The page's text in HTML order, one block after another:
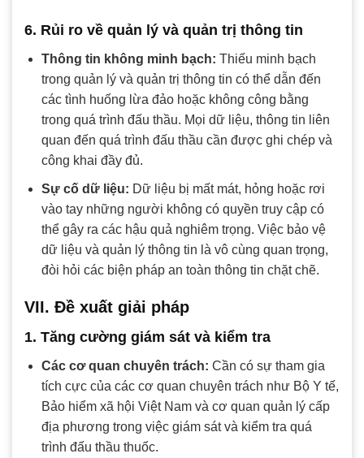
6. Rủi ro về quản lý và quản trị thông tin
Thông tin không minh bạch: Thiếu minh bạch
trong quản lý và quản trị thông tin có thể dẫn đến
các tình huống lừa đảo hoặc không công bằng
trong quá trình đấu thầu. Mọi dữ liệu, thông tin liên
quan đến quá trình đấu thầu cần được ghi chép và
công khai đầy đủ.
Sự cố dữ liệu: Dữ liệu bị mất mát, hỏng hoặc rơi
vào tay những người không có quyền truy cập có
thể gây ra các hậu quả nghiêm trọng. Việc bảo vệ
dữ liệu và quản lý thông tin là vô cùng quan trọng,
đòi hỏi các biện pháp an toàn thông tin chặt chẽ.
VII. Đề xuất giải pháp
1. Tăng cường giám sát và kiểm tra
Các cơ quan chuyên trách: Cần có sự tham gia
tích cực của các cơ quan chuyên trách như Bộ Y tế,
Bảo hiểm xã hội Việt Nam và cơ quan quản lý cấp
địa phương trong việc giám sát và kiểm tra quá
trình đấu thầu thuốc.